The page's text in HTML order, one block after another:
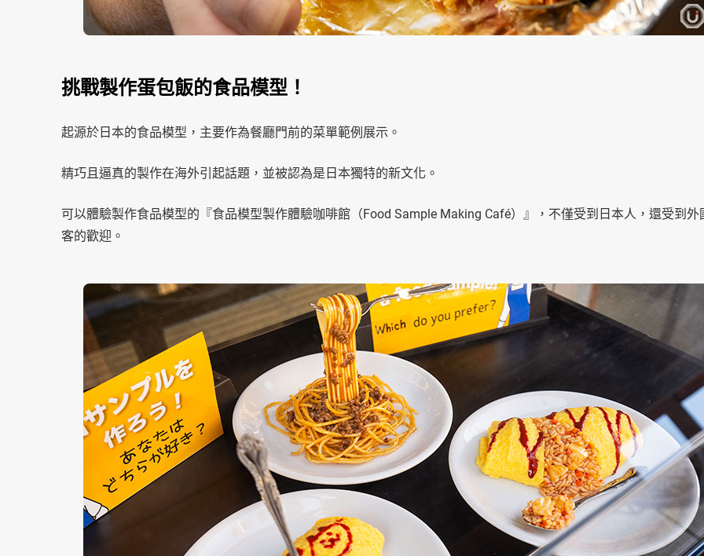
挑戰製作蛋包飯的食品模型！
起源於日本的食品模型，主要作為餐廳門前的菜單範例展示。
精巧且逼真的製作在海外引起話題，並被認為是日本獨特的新文化。
可以體驗製作食品模型的『食品模型製作體驗咖啡館（Food Sample Making Café）』，不僅受到日本人，還受到外
客的歡迎。